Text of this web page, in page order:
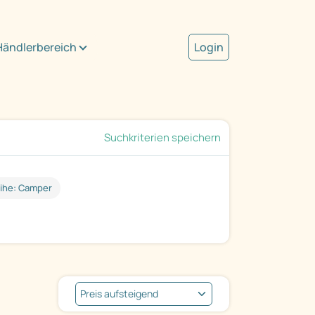
Login
Suchkriterien speichern
Camper